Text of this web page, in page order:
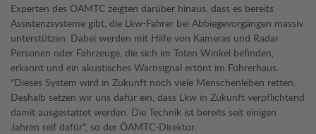
Experten des ÖAMTC zeigten darüber hinaus, dass es bereits
Assistenzsysteme gibt, die Lkw-Fahrer bei Abbiegevorgängen massiv
unterstützen. Dabei werden mit Hilfe von Kameras und Radar
Personen oder Fahrzeuge, die sich im Toten Winkel befinden,
erkannt und ein akustisches Warnsignal ertönt im Führerhaus.
"Dieses System wird in Zukunft noch viele Menschenleben retten.
Deshalb setzen wir uns dafür ein, dass Lkw in Zukunft verpflichtend
damit ausgestattet werden. Die Technik ist bereits seit einigen
Jahren reif dafür", so der ÖAMTC-Direktor.